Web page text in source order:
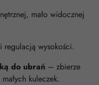
mało widocznej
regulacją wysokości.
do ubrań – zbierze
kuleczek.